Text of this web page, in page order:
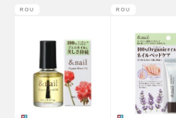
ROU ROU